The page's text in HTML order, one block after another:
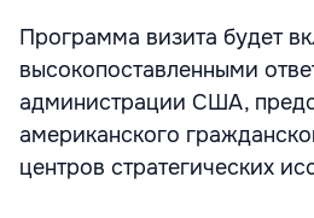
Программа визита будет
высокопоставленными
администрации США,
американского
центров стратегических